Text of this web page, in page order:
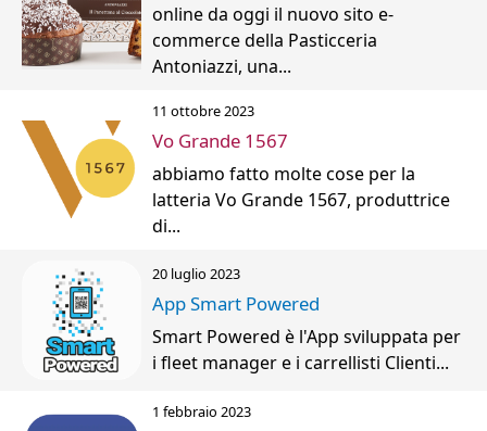
online da oggi il nuovo sito e-
commerce della Pasticceria
Antoniazzi, una...
11 ottobre 2023
Vo Grande 1567
abbiamo fatto molte cose per la
latteria Vo Grande 1567, produttrice
di...
20 luglio 2023
App Smart Powered
Smart Powered è l'App sviluppata per
i fleet manager e i carrellisti Clienti...
1 febbraio 2023